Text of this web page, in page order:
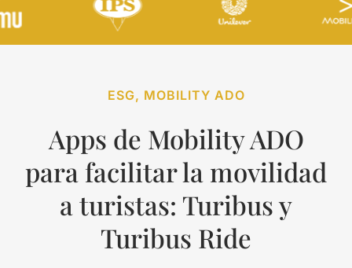
ESG, MOBILITY ADO
Apps de Mobility ADO
para facilitar la movilidad
a turistas: Turibus y
Turibus Ride